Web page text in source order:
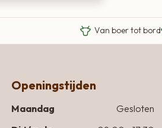
Van boer tot bord
Openingstijden
Maandag
Gesloten